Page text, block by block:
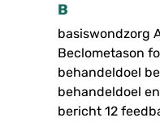
B
basiswondzorg
Beclometason
behandeldoel
behandeldoel
bericht 12